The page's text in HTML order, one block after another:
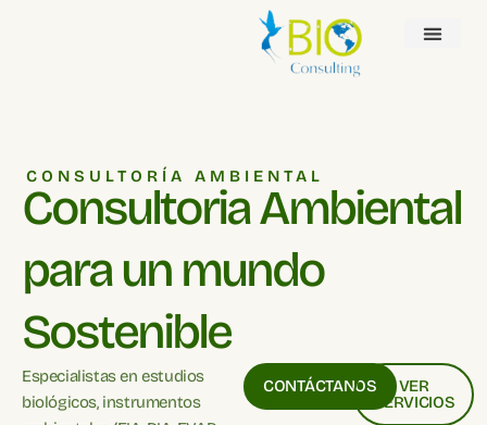
CONSULTORÍA AMBIENTAL
Consultoria Ambiental
para un mundo
Sostenible
CONTÁCTANOS
VER
SERVICIOS
Especialistas en estudios
biológicos, instrumentos